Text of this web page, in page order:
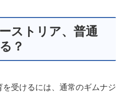
ストリア、普通
？
受けるには、通常のギムナジ